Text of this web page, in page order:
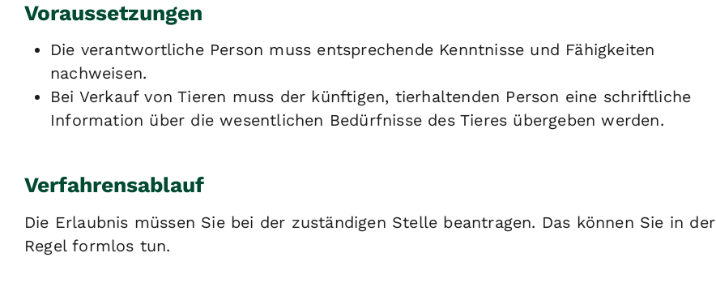
Voraussetzungen
Die verantwortliche Person muss entsprechende Kenntnisse und Fähigkeiten
nachweisen.
Bei Verkauf von Tieren muss der künftigen, tierhaltenden Person eine schriftliche
Information über die wesentlichen Bedürfnisse des Tieres übergeben werden.
Verfahrensablauf
Die Erlaubnis müssen Sie bei der zuständigen Stelle beantragen. Das können Sie in der
Regel formlos tun.